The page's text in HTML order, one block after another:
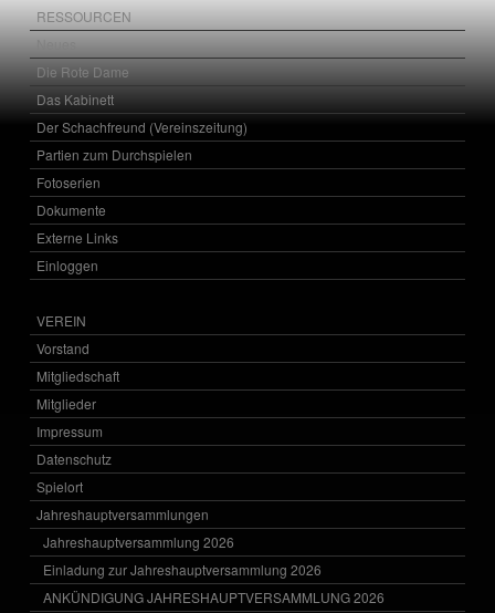
RESSOURCEN
Die Rote Dame
Das Kabinett
Der Schachfreund (Vereinszeitung)
Partien zum Durchspielen
Fotoserien
Dokumente
Externe Links
Einloggen
VEREIN
Vorstand
Mitgliedschaft
Mitglieder
Impressum
Datenschutz
Spielort
Jahreshauptversammlungen
Jahreshauptversammlung 2026
Einladung zur Jahreshauptversammlung 2026
ANKÜNDIGUNG JAHRESHAUPTVERSAMMLUNG 2026